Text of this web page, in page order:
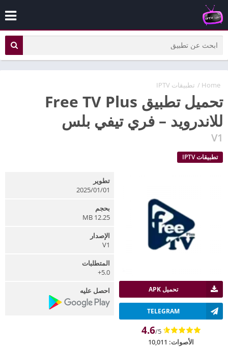
Home
/ تطبيقات IPTV
تحميل تطبيق Free TV Plus
للاندرويد – فري تيفي بلس
V1
تطبيقات IPTV
تحميل APK
TELEGRAM
4.6/5
الأصوات: 10,011
تطوير
2025/01/01
بحجم
12.25 MB
الإصدار
V1
المتطلبات
5.0+
احصل عليه